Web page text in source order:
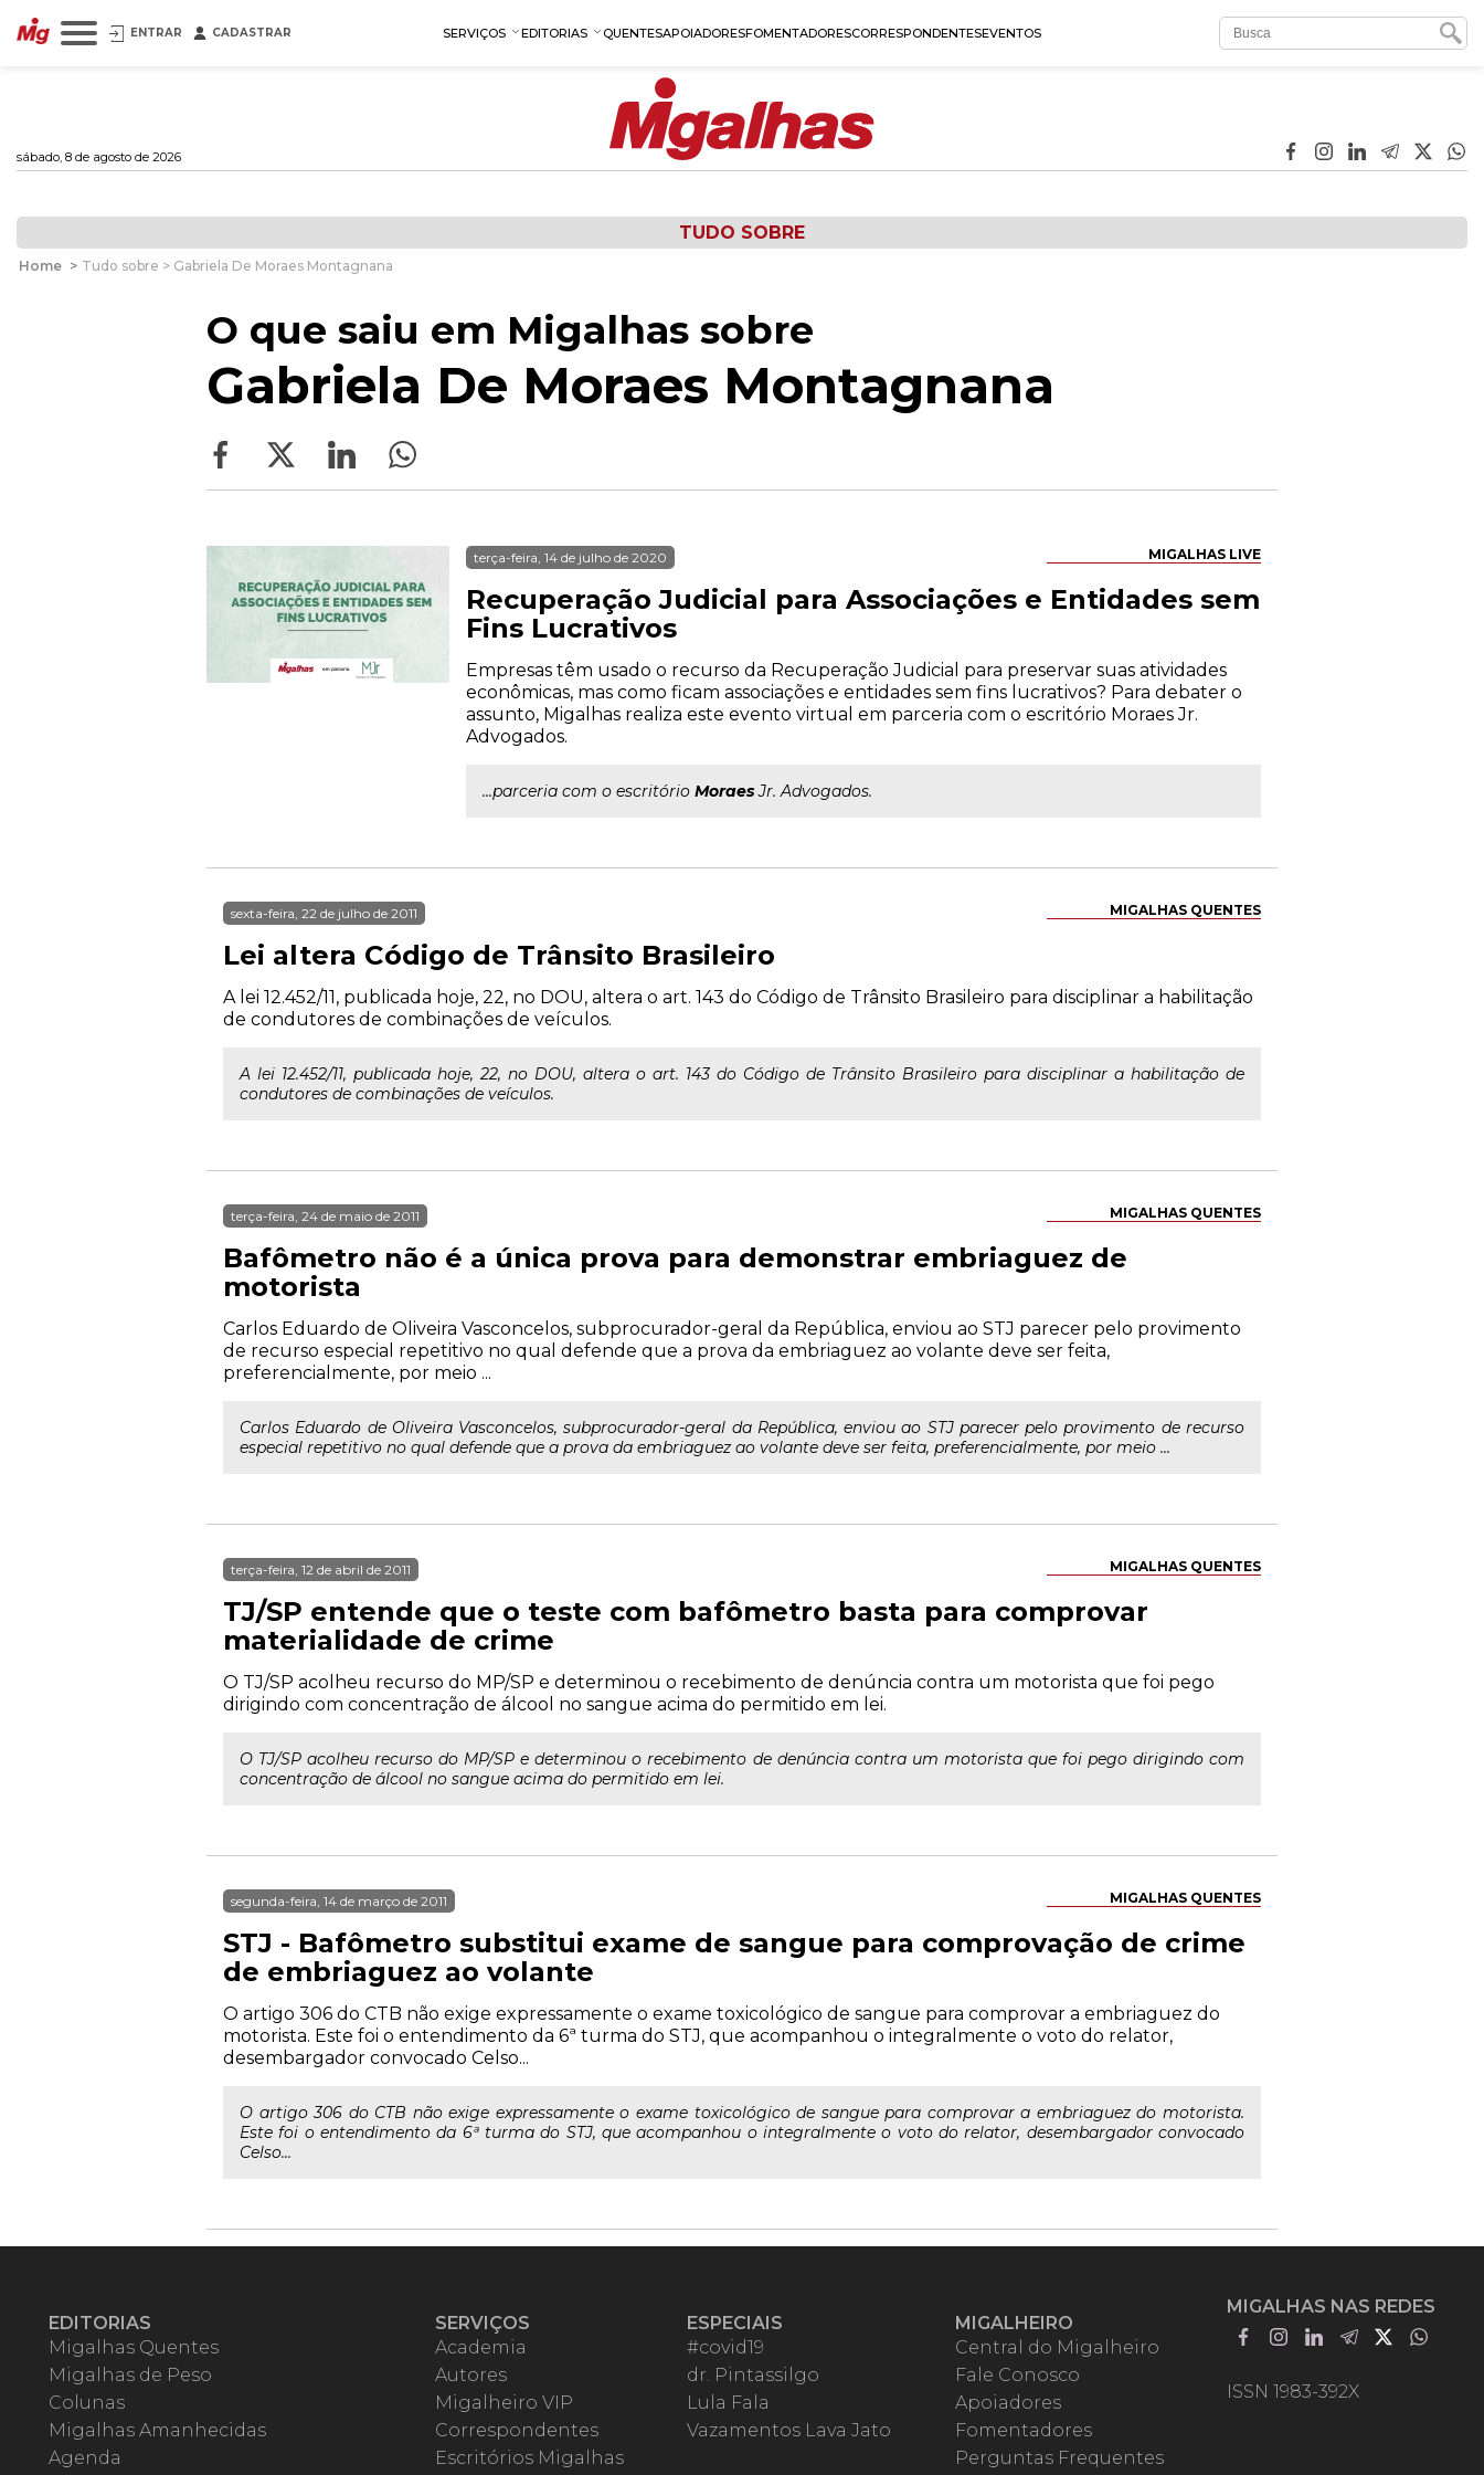
ENTRAR CADASTRAR SERVIÇOS EDITORIAS QUENTESAPOIADORESFOMENTADORESCORRESPONDENTESEVENTOS
sábado, 8 de agosto de 2026
TUDO SOBRE
Home > Tudo sobre > Gabriela De Moraes Montagnana
O que saiu em Migalhas sobre
Gabriela De Moraes Montagnana
MIGALHAS LIVE
terça-feira, 14 de julho de 2020
Recuperação Judicial para Associações e Entidades sem
Fins Lucrativos
Empresas têm usado o recurso da Recuperação Judicial para preservar suas atividades
econômicas, mas como ficam associações e entidades sem fins lucrativos? Para debater o
assunto, Migalhas realiza este evento virtual em parceria com o escritório Moraes Jr.
Advogados.
...parceria com o escritório MoraesJr. Advogados.
MIGALHAS QUENTES
sexta-feira, 22 de julho de 2011
Lei altera Código de Trânsito Brasileiro
A lei 12.452/11, publicada hoje, 22, no DOU, altera o art. 143 do Código de Trânsito Brasileiro para disciplinar a habilitação
de condutores de combinações de veículos.
A lei 12.452/11, publicada hoje, 22, no DOU, altera o art. 143 do Código de Trânsito Brasileiro para disciplinar a habilitação de
condutores de combinações de veículos.
MIGALHAS QUENTES
terça-feira, 24 de maio de 2011
Bafômetro não é a única prova para demonstrar embriaguez de
motorista
Carlos Eduardo de Oliveira Vasconcelos, subprocurador-geral da República, enviou ao STJ parecer pelo provimento
de recurso especial repetitivo no qual defende que a prova da embriaguez ao volante deve ser feita,
preferencialmente, por meio ...
Carlos Eduardo de Oliveira Vasconcelos, subprocurador-geral da República, enviou ao STJ parecer pelo provimento de recurso
especial repetitivo no qual defende que a prova da embriaguez ao volante deve ser feita, preferencialmente, por meio ...
MIGALHAS QUENTES
terça-feira, 12 de abril de 2011
TJ/SP entende que o teste com bafômetro basta para comprovar
materialidade de crime
O TJ/SP acolheu recurso do MP/SP e determinou o recebimento de denúncia contra um motorista que foi pego
dirigindo com concentração de álcool no sangue acima do permitido em lei.
O TJ/SP acolheu recurso do MP/SP e determinou o recebimento de denúncia contra um motorista que foi pego dirigindo com
concentração de álcool no sangue acima do permitido em lei.
MIGALHAS QUENTES
segunda-feira, 14 de março de 2011
STJ - Bafômetro substitui exame de sangue para comprovação de crime
de embriaguez ao volante
O artigo 306 do CTB não exige expressamente o exame toxicológico de sangue para comprovar a embriaguez do
motorista. Este foi o entendimento da 6ª turma do STJ, que acompanhou o integralmente o voto do relator,
desembargador convocado Celso...
O artigo 306 do CTB não exige expressamente o exame toxicológico de sangue para comprovar a embriaguez do motorista.
Este foi o entendimento da 6ª turma do STJ, que acompanhou o integralmente o voto do relator, desembargador convocado
Celso...
EDITORIAS
Migalhas Quentes
Migalhas de Peso
Colunas
Migalhas Amanhecidas
Agenda
SERVIÇOS
Academia
Autores
Migalheiro VIP
Correspondentes
Escritórios Migalhas
ESPECIAIS
#covid19
dr. Pintassilgo
Lula Fala
Vazamentos Lava Jato
MIGALHEIRO
Central do Migalheiro
Fale Conosco
Apoiadores
Fomentadores
Perguntas Frequentes
MIGALHAS NAS REDES
ISSN 1983-392X